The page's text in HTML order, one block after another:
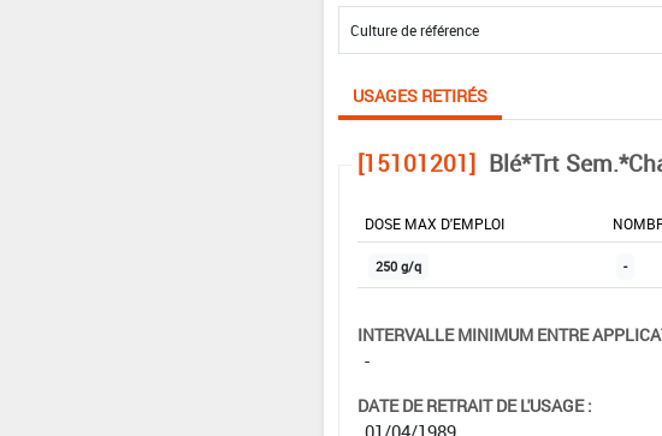
USAGES RETIRÉS
[15101201] Blé*Trt
DOSE MAX D'EMPLOI
250 g/q -
INTERVALLE MINIMUM ENTRE
-
DATE DE RETRAIT DE L'USAGE :